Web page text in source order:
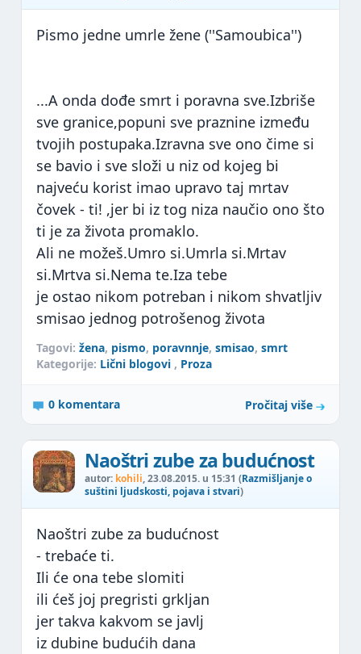
Pismo jedne umrle žene (''Samoubica'')
...A onda dođe smrt i poravna sve.Izbriše
sve granice,popuni sve praznine između
tvojih postupaka.Izravna sve ono čime si
se bavio i sve složi u niz od kojeg bi
najveću korist imao upravo taj mrtav
čovek - ti! ,jer bi iz tog niza naučio ono što
ti je za života promaklo.
Ali ne možeš.Umro si.Umrla si.Mrtav
si.Mrtva si.Nema te.Iza tebe
je ostao nikom potreban i nikom shvatljiv
smisao jednog potrošenog života
Tagovi: žena, pismo, poravnnje, smisao, smrt
Kategorije: Lični blogovi , Proza
0 komentara Pročitaj više
Naoštri zube za budućnost
autor: kohili, 23.08.2015. u 15:31 (Razmišljanje o
suštini ljudskosti, pojava i stvari)
Naoštri zube za budućnost
- trebaće ti.
Ili će ona tebe slomiti
ili ćeš joj pregristi grkljan
jer takva kakvom se javlj
iz dubine budućih dana